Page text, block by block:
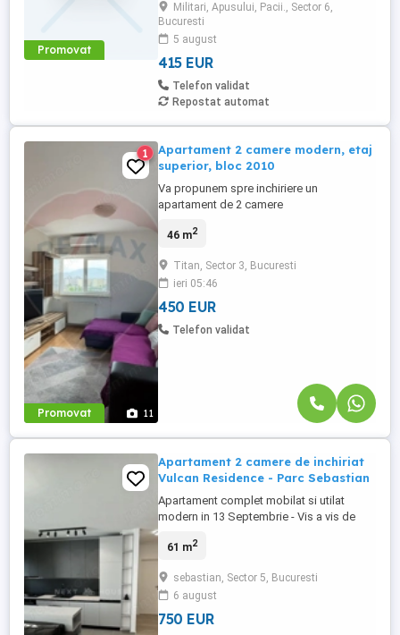
Promovat
mers pe jos Apartamentul este mobilat si
utilat complet, diepune de toate
electronicele si electrocasnicele ...
Militari, Apusului, Pacii., Sector 6,
Bucuresti
5 august
415 EUR
Telefon validat
Repostat automat
Promovat 11
1
Apartament 2 camere modern, etaj
superior, bloc 2010
Va propunem spre inchiriere un
apartament de 2 camere
construit in 2010, pe str. Fetesti nr 54-56, la
cei care isi doresc confort, lumina naturala
si intimitate. Apartamentul beneficiaza de
un living generos si luminos, spatii ...
46 m2
Titan, Sector 3, Bucuresti
ieri 05:46
450 EUR
Telefon validat
Apartament 2 camere de inchiriat
Vulcan Residence - Parc Sebastian
Apartament complet mobilat si utilat
modern in 13 Septembrie - Vis a vis de
complexului Vulcan Residence.
vedere spre strada Mihail Sebastian, este
compus din living cu Bucatarie open
space, dormitor spatios, o baie si un
61 m2
sebastian, Sector 5, Bucuresti
6 august
750 EUR